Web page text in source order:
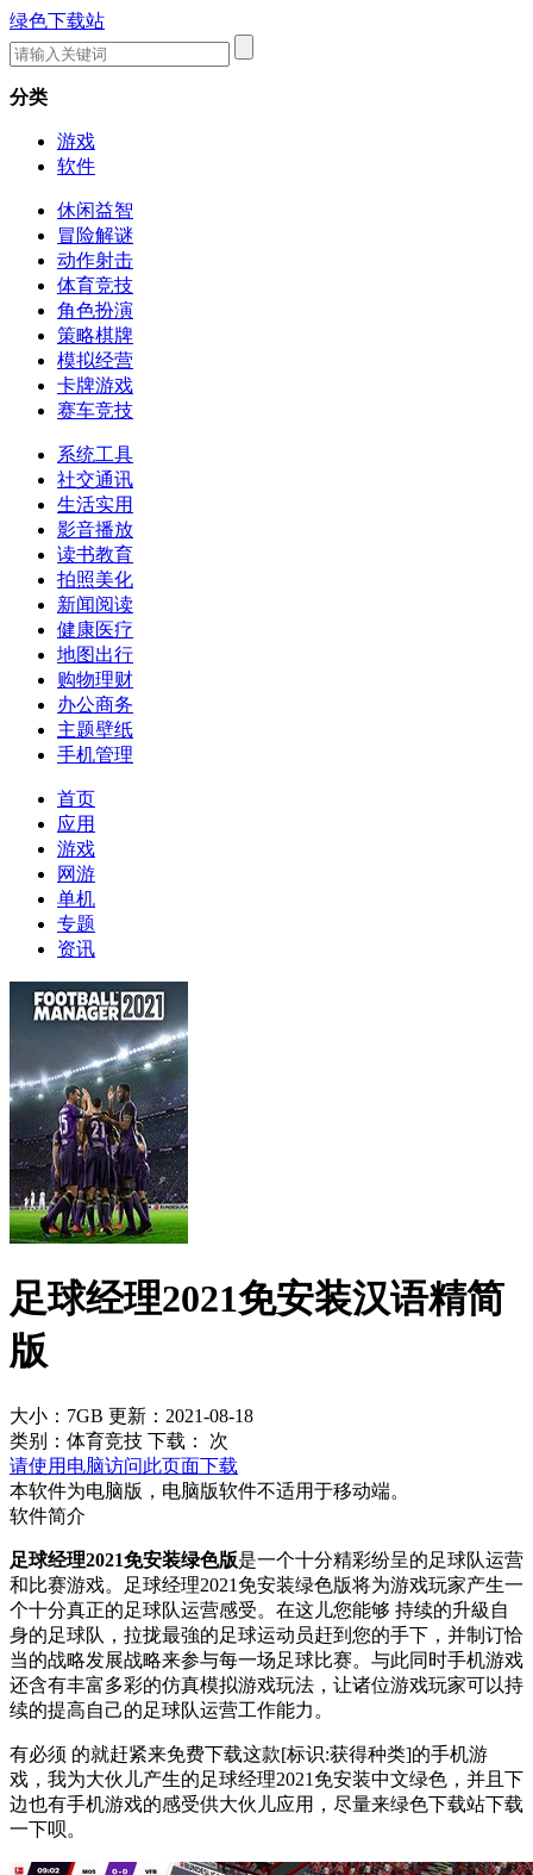
绿色下载站
分类
游戏
软件
休闲益智
冒险解谜
动作射击
体育竞技
角色扮演
策略棋牌
模拟经营
卡牌游戏
赛车竞技
系统工具
社交通讯
生活实用
影音播放
读书教育
拍照美化
新闻阅读
健康医疗
地图出行
购物理财
办公商务
主题壁纸
手机管理
首页
应用
游戏
网游
单机
专题
资讯
足球经理2021免安装汉语精简
版
大小：7GB 更新：2021-08-18
类别：体育竞技 下载：
次
请使用电脑访问此页面下载
本软件为电脑版，电脑版软件不适用于移动端。
软件简介
足球经理2021免安装绿色版是一个十分精彩纷呈的足球队运营
和比赛游戏。足球经理2021免安装绿色版将为游戏玩家产生一
个十分真正的足球队运营感受。在这儿您能够 持续的升級自
身的足球队，拉拢最強的足球运动员赶到您的手下，并制订恰
当的战略发展战略来参与每一场足球比赛。与此同时手机游戏
还含有丰富多彩的仿真模拟游戏玩法，让诸位游戏玩家可以持
续的提高自己的足球队运营工作能力。
有必须 的就赶紧来免费下载这款[标识:获得种类]的手机游
戏，我为大伙儿产生的足球经理2021免安装中文绿色，并且下
边也有手机游戏的感受供大伙儿应用，尽量来绿色下载站下载
一下呗。